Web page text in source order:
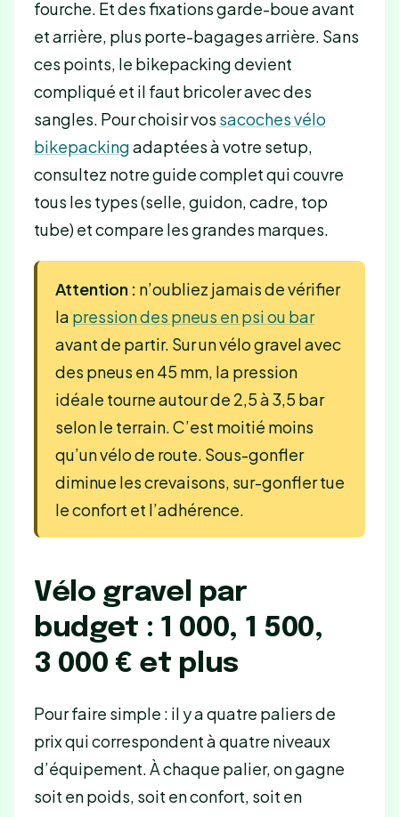
fourche. Et des fixations garde-boue avant
et arrière, plus porte-bagages arrière. Sans
ces points, le bikepacking devient
compliqué et il faut bricoler avec des
sangles. Pour choisir vos sacoches vélo
bikepackingadaptées à votre setup,
consultez notre guide complet qui couvre
tous les types (selle, guidon, cadre, top
tube) et compare les grandes marques.
Attention : n’oubliez jamais de vérifier
la pression des pneus en psi ou bar
avant de partir. Sur un vélo gravel avec
des pneus en 45 mm, la pression
idéale tourne autour de 2,5 à 3,5 bar
selon le terrain. C’est moitié moins
qu’un vélo de route. Sous-gonfler
diminue les crevaisons, sur-gonfler tue
le confort et l’adhérence.
Vélo gravel par
budget : 1 000, 1 500,
3 000 € et plus
Pour faire simple : il y a quatre paliers de
prix qui correspondent à quatre niveaux
d’équipement. À chaque palier, on gagne
soit en poids, soit en confort, soit en